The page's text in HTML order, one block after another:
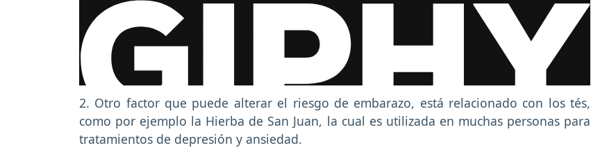
2. Otro factor que puede alterar el riesgo de embarazo, está relacionado con los tés,
como por ejemplo la Hierba de San Juan, la cual es utilizada en muchas personas para
tratamientos de depresión y ansiedad.